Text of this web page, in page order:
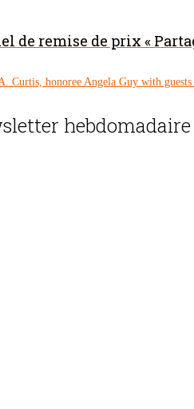
de remise de prix «
Curtis, honoree Angela Guy with guests